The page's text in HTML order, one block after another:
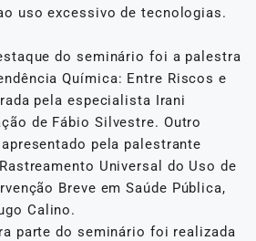
uso excessivo de tecnologias.
do seminário foi a palestra
Química: Entre Riscos e
pela especialista Irani
de Fábio Silvestre. Outro
pela palestrante
Universal do Uso de
Breve em Saúde Pública,
Calino.
parte do seminário foi realizada